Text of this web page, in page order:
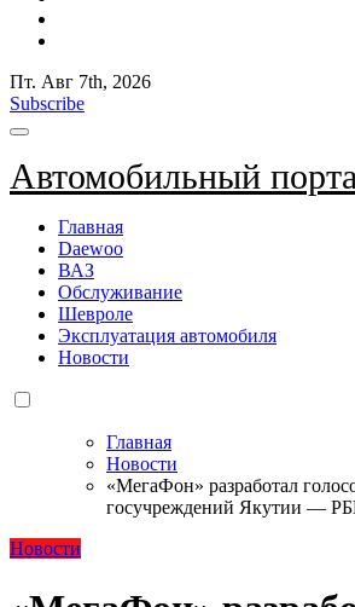
Пт. Авг 7th, 2026
Subscribe
Автомобильный
Главная
Daewoo
ВАЗ
Обслуживание
Шевроле
Эксплуатация автомобиля
Новости
Главная
Новости
«МегаФон» разработал
госучреждений Якутии —
Новости